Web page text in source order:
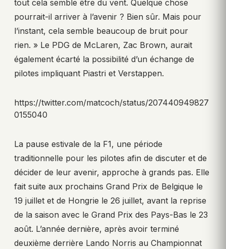
tout cela semble être du vent. Quelque chose
pourrait-il arriver à l’avenir ? Bien sûr. Mais pour
l’instant, cela semble beaucoup de bruit pour
rien. » Le PDG de McLaren, Zac Brown, aurait
également écarté la possibilité d’un échange de
pilotes impliquant Piastri et Verstappen.
https://twitter.com/matcoch/status/207440949827
0155040
La pause estivale de la F1, une période
traditionnelle pour les pilotes afin de discuter et de
décider de leur avenir, approche à grands pas. Elle
fait suite aux prochains Grand Prix de Belgique le
19 juillet et de Hongrie le 26 juillet, avant la reprise
de la saison avec le Grand Prix des Pays-Bas le 23
août. L’année dernière, après avoir terminé
deuxième derrière Lando Norris au Championnat